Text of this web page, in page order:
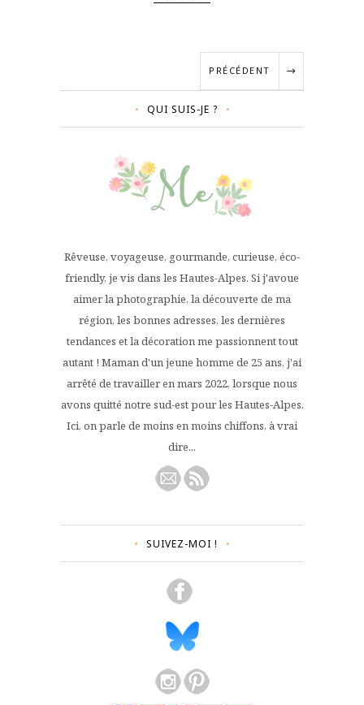
PRÉCÉDENT
QUI SUIS-JE ?
Rêveuse, voyageuse, gourmande, curieuse, éco-
friendly, je vis dans les Hautes-Alpes. Si j'avoue
aimer la photographie, la découverte de ma
région, les bonnes adresses, les dernières
tendances et la décoration me passionnent tout
autant ! Maman d'un jeune homme de 25 ans, j'ai
arrêté de travailler en mars 2022, lorsque nous
avons quitté notre sud-est pour les Hautes-Alpes.
Ici, on parle de moins en moins chiffons, à vrai
dire...
SUIVEZ-MOI !